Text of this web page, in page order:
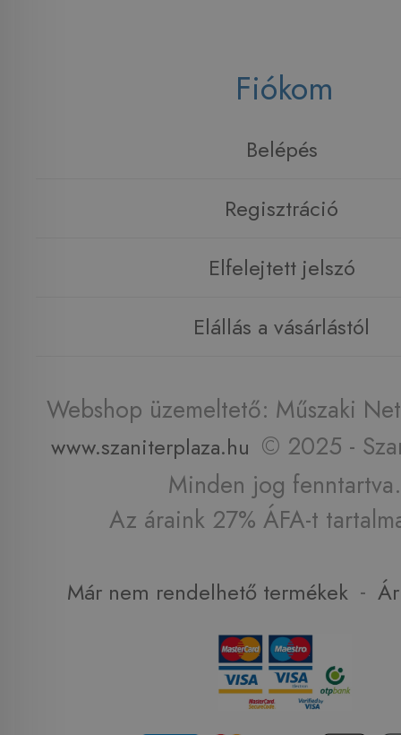
Fiókom
Belépés
Regisztráció
Elfelejtett jelszó
Elállás a vásárlástól
Webshop üzemeltető: Műszaki
www.szaniterplaza.hu © 2025 -
Minden jog fenntartva.
Az áraink 27% ÁFA-t
Már nem rendelhető termékek -